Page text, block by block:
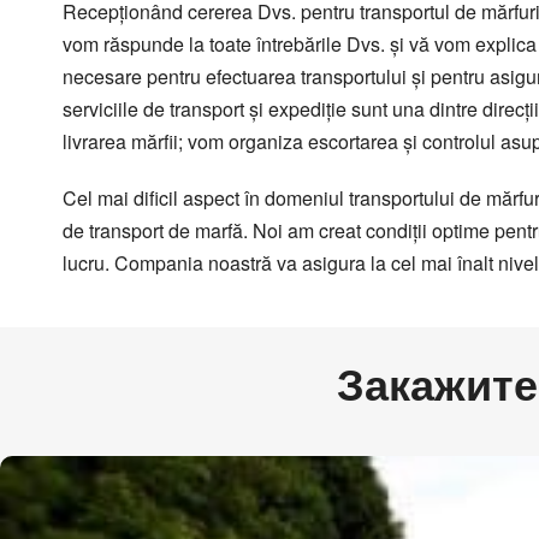
Platformă cu prelată UMBO,
capacitatea 100 mc
Autotren pentru transportarea
autoturismelor
Transport pentru mărfuri cu
gabarit depăşit
caroserie izotermică
capacitatea 90 mс
Зерновозы,
Автоперевозки
Recepţionând cererea Dvs. pentru transportul de
vom răspunde la toate întrebările Dvs. şi vă vom
necesare pentru efectuarea transportului şi pentru
serviciile de transport şi expediţie sunt una dintre
livrarea mărfii; vom organiza escortarea şi controlul
Cel mai dificil aspect în domeniul transportului de
de transport de marfă. Noi am creat condiţii optime
lucru. Compania noastră va asigura la cel mai înalt